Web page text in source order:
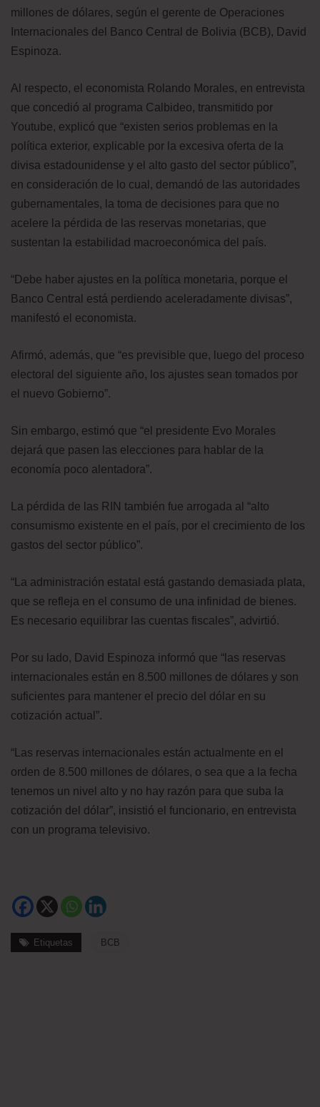
millones de dólares, según el gerente de Operaciones
Internacionales del Banco Central de Bolivia (BCB), David
Espinoza.
Al respecto, el economista Rolando Morales, en entrevista
que concedió al programa Calbideo, transmitido por
Youtube, explicó que “existen serios problemas en la
política exterior, explicable por la excesiva oferta de la
divisa estadounidense y el alto gasto del sector público”,
en consideración de lo cual, demandó de las autoridades
gubernamentales, la toma de decisiones para que no
acelere la pérdida de las reservas monetarias, que
sustentan la estabilidad macroeconómica del país.
“Debe haber ajustes en la política monetaria, porque el
Banco Central está perdiendo aceleradamente divisas”,
manifestó el economista.
Afirmó, además, que “es previsible que, luego del proceso
electoral del siguiente año, los ajustes sean tomados por
el nuevo Gobierno”.
Sin embargo, estimó que “el presidente Evo Morales
dejará que pasen las elecciones para hablar de la
economía poco alentadora”.
La pérdida de las RIN también fue arrogada al “alto
consumismo existente en el país, por el crecimiento de los
gastos del sector público”.
“La administración estatal está gastando demasiada plata,
que se refleja en el consumo de una infinidad de bienes.
Es necesario equilibrar las cuentas fiscales”, advirtió.
Por su lado, David Espinoza informó que “las reservas
internacionales están en 8.500 millones de dólares y son
suficientes para mantener el precio del dólar en su
cotización actual”.
“Las reservas internacionales están actualmente en el
orden de 8.500 millones de dólares, o sea que a la fecha
tenemos un nivel alto y no hay razón para que suba la
cotización del dólar”, insistió el funcionario, en entrevista
con un programa televisivo.
Etiquetas BCB